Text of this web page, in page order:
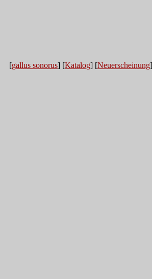
[gallus sonorus] [Katalog] [Neuerscheinung